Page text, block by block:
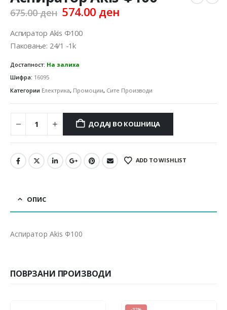
675.00ден Original
was:
675.00 ден.
574.00 денCurrent
Аспиратор Akis Ф100
Паковање: 24/1 -1k
Достапност: На залиха
Шифра: 16095
Категории Електрика, Промоции, Сите Производи
ДОДАЈ ВО КОШНИЦА
ADD TO WISHLIST
ОПИС
Аспиратор Akis Ф100
ПОВРЗАНИ ПРОИЗВОДИ